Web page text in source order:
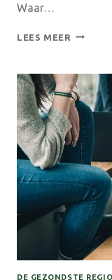
Waar…
LEES MEER
EN
IN
DE
DE GEZONDSTE REGIO